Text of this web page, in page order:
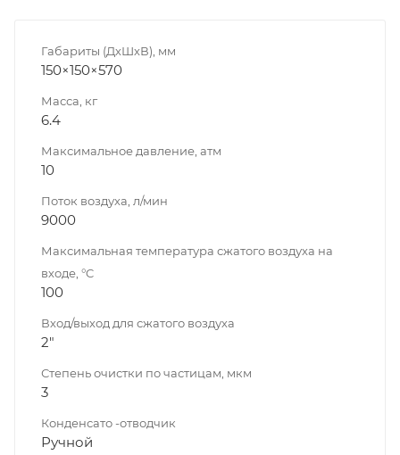
Габариты (ДхШхВ), мм
150×150×570
Масса, кг
6.4
Максимальное давление, атм
10
Поток воздуха, л/мин
9000
Максимальная температура сжатого воздуха на
входе, °C
100
Вход/выход для сжатого воздуха
2"
Степень очистки по частицам, мкм
3
Конденсато -отводчик
Ручной